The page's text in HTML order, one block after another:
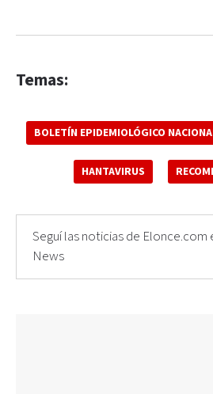
Temas:
BOLETÍN EPIDEMIOLÓGICO
HANTAVIRUS
Seguí las noticias de Elonce.com
News